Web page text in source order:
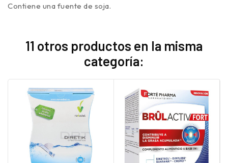
Contiene una fuente de soja.
11 otros productos en la misma
categoría: